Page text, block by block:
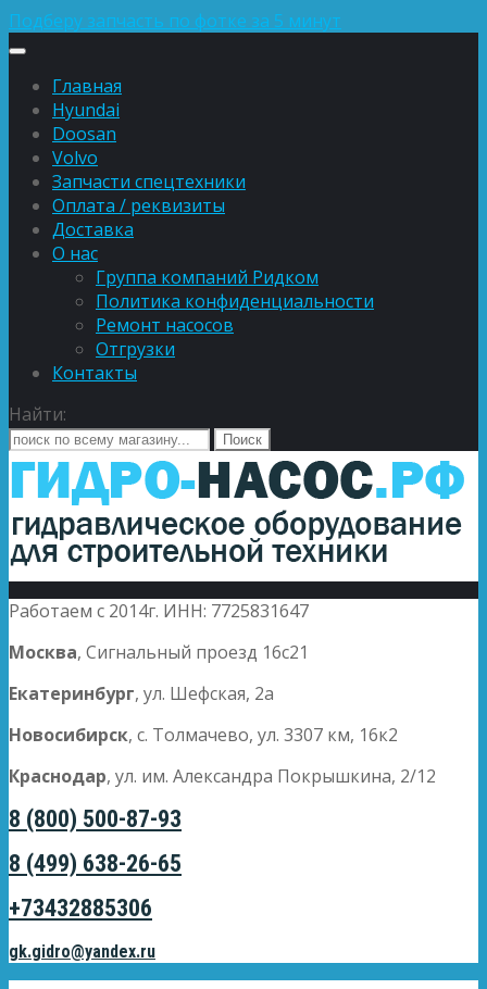
Подберу запчасть по фотке за 5 минут
Главная
Hyundai
Doosan
Volvo
Запчасти спецтехники
Оплата / реквизиты
Доставка
О нас
Группа компаний Ридком
Политика конфиденциальности
Ремонт насосов
Отгрузки
Контакты
Найти:
Работаем с 2014г. ИНН: 7725831647
Москва, Сигнальный проезд 16с21
Екатеринбург, ул. Шефская, 2а
Новосибирск, с. Толмачево, ул. 3307 км, 16к2
Краснодар, ул. им. Александра Покрышкина, 2/12
8 (800) 500-87-93
8 (499) 638-26-65
+73432885306
gk.gidro@yandex.ru